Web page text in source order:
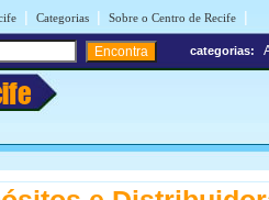
| Categorias | Sobre o Centro de Recife |
categorias: